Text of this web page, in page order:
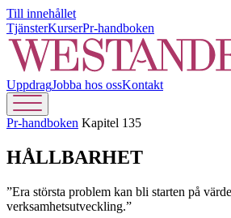
Till innehållet
TjänsterKurserPr-handboken
UppdragJobba hos ossKontakt
Pr-handboken Kapitel 135
HÅLLBARHET
”Era största problem kan bli starten på
verksamhetsutveckling.”